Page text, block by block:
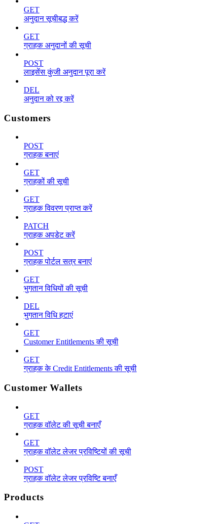
GET
अनुदान सूचीबद्ध करें
GET
ग्राहक अनुदानों की सूची
POST
लाइसेंस कुंजी अनुदान पूरा करें
DEL
अनुदान को रद्द करें
Customers
POST
ग्राहक बनाएं
GET
ग्राहकों की सूची
GET
ग्राहक विवरण प्राप्त करें
PATCH
ग्राहक अपडेट करें
POST
ग्राहक पोर्टल सत्र बनाएं
GET
भुगतान विधियों की सूची
DEL
भुगतान विधि हटाएं
GET
Customer Entitlements की सूची
GET
ग्राहक के Credit Entitlements की सूची
Customer Wallets
GET
ग्राहक वॉलेट की सूची बनाएँ
GET
ग्राहक वॉलेट लेजर प्रविष्टियों की सूची
POST
ग्राहक वॉलेट लेजर प्रविष्टि बनाएँ
Products